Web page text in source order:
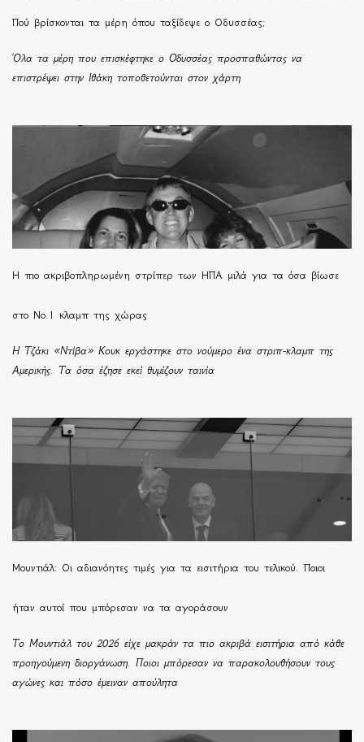
Πού βρίσκονται τα μέρη όπου ταξίδεψε ο Οδυσσέας;
Όλα τα μέρη που επισκέφτηκε ο Οδυσσέας προσπαθώντας να
επιστρέψει στην Ιθάκη τοποθετούνται στον χάρτη
H πιο ακριβοπληρωμένη στρίπερ των ΗΠΑ μιλά για τα όσα βίωσε
στο Νο.1 κλαμπ της χώρας
Η Τζάκι «Ντίβα» Κουκ εργάστηκε στο νούμερο ένα στριπ-κλαμπ της
Αμερικής. Τα όσα έζησε εκεί θυμίζουν ταινία
Μουντιάλ: Οι αδιανόητες τιμές για τα εισιτήρια του τελικού. Ποιοι
ήταν αυτοί που μπόρεσαν να τα αγοράσουν
Το Μουντιάλ του 2026 είχε μακράν τα πιο ακριβά εισιτήρια από κάθε
προηγούμενη διοργάνωση. Ποιοι μπόρεσαν να παρακολουθήσουν τους
αγώνες και πόσο έμειναν απούλητα